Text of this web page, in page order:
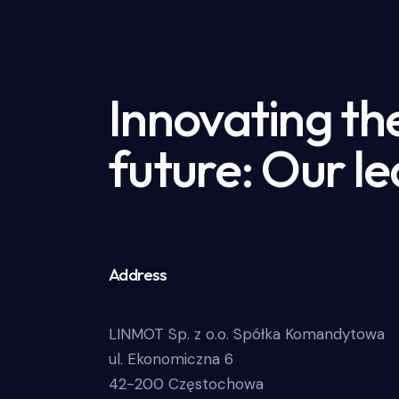
Innovating
future: Our
Address
LINMOT Sp. z o.o. Spółka Komandytowa
ul. Ekonomiczna 6
42-200 Częstochowa